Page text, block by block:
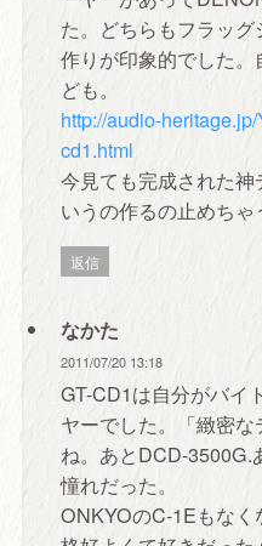
た。どちらもフラッ
作りが印象的でした
ども。
http://audio-
cd1.html
今見ても完成された神
いうの作るの止めちゃ
返信
なかた
2011/07/20 13:18
GT-CD1は自分がバイ
ヤーでした。「緻密
ね。あとDCD-
憧れだった。
ONKYOのC-1Eもなく